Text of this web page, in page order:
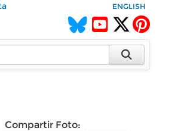
ENGLISH
Compartir Foto: